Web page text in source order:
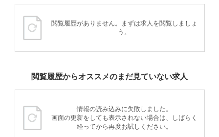
閲覧履歴がありません。まずは求人を閲覧しましょ
う。
閲覧履歴からオススメのまだ見ていない求人
情報の読み込みに失敗しました。
画面の更新をしても表示されない場合は、しばらく
経ってから再度お試しください。